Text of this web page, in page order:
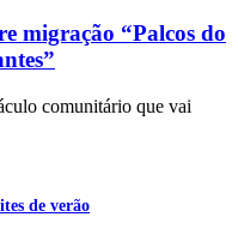
migração “Palcos do
comunitário que vai
de verão